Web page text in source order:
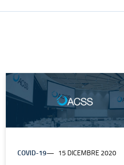
COVID-19 15 DICEMBRE 2020